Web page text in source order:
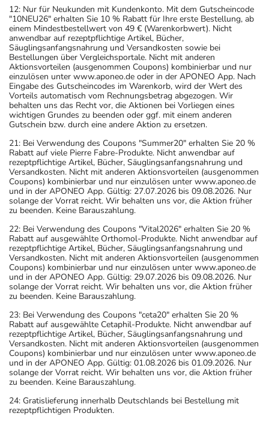
12: Nur für Neukunden mit Kundenkonto. Mit dem Gutscheincode
"10NEU26" erhalten Sie 10 % Rabatt für Ihre erste Bestellung, ab
einem Mindestbestellwert von 49 € (Warenkorbwert). Nicht
anwendbar auf rezeptpflichtige Artikel, Bücher,
Säuglingsanfangsnahrung und Versandkosten sowie bei
Bestellungen über Vergleichsportale. Nicht mit anderen
Aktionsvorteilen (ausgenommen Coupons) kombinierbar und nur
einzulösen unter www.aponeo.de oder in der APONEO App. Nach
Eingabe des Gutscheincodes im Warenkorb, wird der Wert des
Vorteils automatisch vom Rechnungsbetrag abgezogen. Wir
behalten uns das Recht vor, die Aktionen bei Vorliegen eines
wichtigen Grundes zu beenden oder ggf. mit einem anderen
Gutschein bzw. durch eine andere Aktion zu ersetzen.
21: Bei Verwendung des Coupons "Summer20" erhalten Sie 20 %
Rabatt auf viele Pierre Fabre-Produkte. Nicht anwendbar auf
rezeptpflichtige Artikel, Bücher, Säuglingsanfangsnahrung und
Versandkosten. Nicht mit anderen Aktionsvorteilen (ausgenommen
Coupons) kombinierbar und nur einzulösen unter www.aponeo.de
und in der APONEO App. Gültig: 27.07.2026 bis 09.08.2026. Nur
solange der Vorrat reicht. Wir behalten uns vor, die Aktion früher
zu beenden. Keine Barauszahlung.
22: Bei Verwendung des Coupons "Vital2026" erhalten Sie 20 %
Rabatt auf ausgewählte Orthomol-Produkte. Nicht anwendbar auf
rezeptpflichtige Artikel, Bücher, Säuglingsanfangsnahrung und
Versandkosten. Nicht mit anderen Aktionsvorteilen (ausgenommen
Coupons) kombinierbar und nur einzulösen unter www.aponeo.de
und in der APONEO App. Gültig: 29.07.2026 bis 09.08.2026. Nur
solange der Vorrat reicht. Wir behalten uns vor, die Aktion früher
zu beenden. Keine Barauszahlung.
23: Bei Verwendung des Coupons "ceta20" erhalten Sie 20 %
Rabatt auf ausgewählte Cetaphil-Produkte. Nicht anwendbar auf
rezeptpflichtige Artikel, Bücher, Säuglingsanfangsnahrung und
Versandkosten. Nicht mit anderen Aktionsvorteilen (ausgenommen
Coupons) kombinierbar und nur einzulösen unter www.aponeo.de
und in der APONEO App. Gültig: 01.08.2026 bis 01.09.2026. Nur
solange der Vorrat reicht. Wir behalten uns vor, die Aktion früher
zu beenden. Keine Barauszahlung.
24: Gratislieferung innerhalb Deutschlands bei Bestellung mit
rezeptpflichtigen Produkten.